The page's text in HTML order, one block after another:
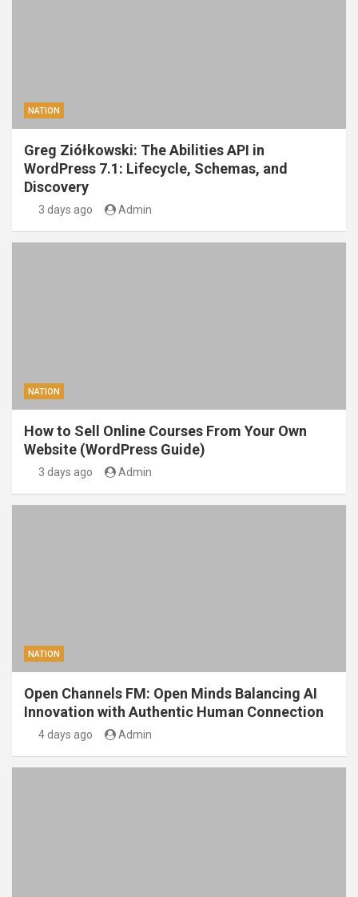
NATION
Greg Ziółkowski: The Abilities API in
WordPress 7.1: Lifecycle, Schemas, and
Discovery
3 days ago Admin
NATION
How to Sell Online Courses From Your Own
Website (WordPress Guide)
3 days ago Admin
NATION
Open Channels FM: Open Minds Balancing AI
Innovation with Authentic Human Connection
4 days ago Admin